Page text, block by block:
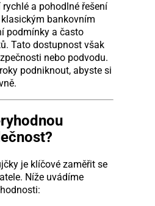
a pohodlné řešení
bankovním
podmínky a často
Tato dostupnost však
nebo podvodu.
podniknout, abyste si
je klíčové zaměřit se
Níže uvádíme